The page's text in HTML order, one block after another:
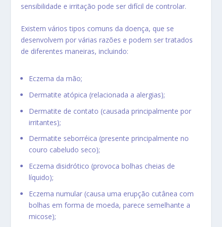
sensibilidade e irritação pode ser difícil de controlar.
Existem vários tipos comuns da doença, que se
desenvolvem por várias razões e podem ser tratados
de diferentes maneiras, incluindo:
Eczema da mão;
Dermatite atópica (relacionada a alergias);
Dermatite de contato (causada principalmente por
irritantes);
Dermatite seborréica (presente principalmente no
couro cabeludo seco);
Eczema disidrótico (provoca bolhas cheias de
líquido);
Eczema numular (causa uma erupção cutânea com
bolhas em forma de moeda, parece semelhante a
micose);